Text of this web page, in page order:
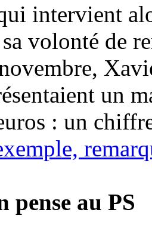
intervient
volonté de
un
: un
pense au PS